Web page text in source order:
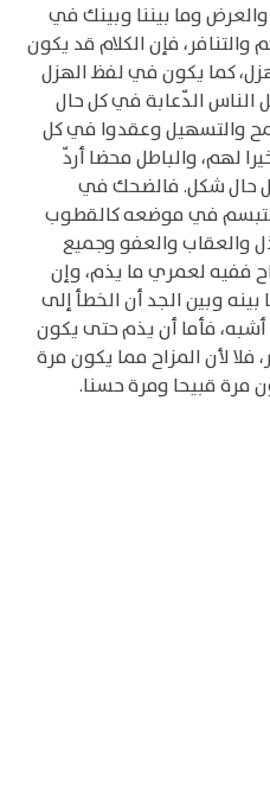
وما بيننا وبينك في
والتنافر، فإن الكلام قد يكون
كما يكون في لفظ الهزل
الدّعابة في كل حال
والتسهيل وعقدوا في كل
لهم، والباطل محضا أردّ
حال شكل. فالضحك في
في موضعه كالقطوب
والعقاب والعفو وجميع
ففيه لعمري ما يذم، وإن
وبين الجد أن الخطأ إلى
فأما أن يذم حتى يكون
لأن المزاح مما يكون مرة
مرة قبيحا ومرة حسنا.